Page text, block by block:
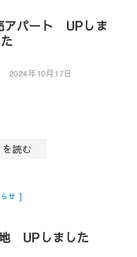
アパート UPしま
2024年10月17日
読む
せ
UPしました